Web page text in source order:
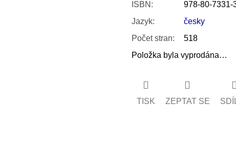
ISBN :
978-80-7331-
Jazyk:
česky
Počet stran:
518
Položka byla vyprodána…
TISK ZEPTAT SE